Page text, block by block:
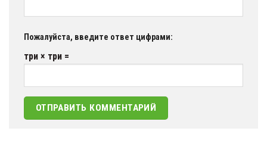
Пожалуйста, введите ответ цифрами:
три × три =